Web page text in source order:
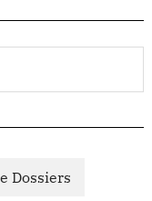
Dossiers